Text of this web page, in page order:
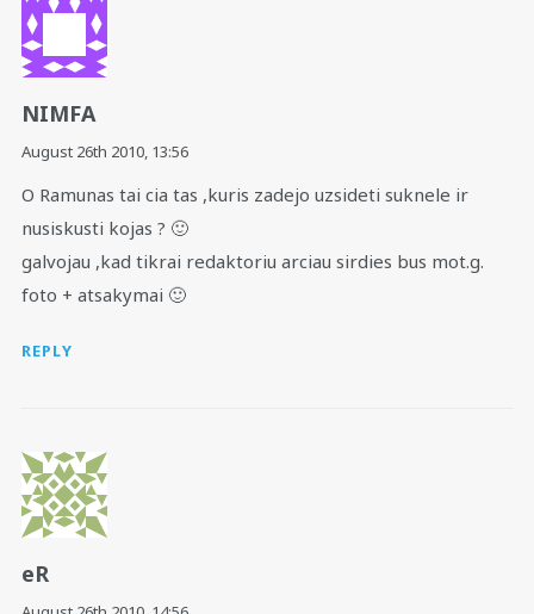
NIMFA
August 26th 2010, 13:56
O Ramunas tai cia tas ,kuris zadejo uzsideti suknele ir
nusiskusti kojas ? 🙂
galvojau ,kad tikrai redaktoriu arciau sirdies bus mot.g.
foto + atsakymai 🙂
REPLY
eR